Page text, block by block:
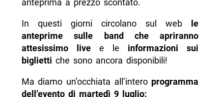
anteprima a prezzo scontato.
In questi giorni circolano sul web le
anteprime sulle band che apriranno
attesissimo livee le informazioni sui
biglietti che sono ancora disponibili!
Ma diamo un’occhiata all’intero programma
dell’evento di martedì 9 luglio: